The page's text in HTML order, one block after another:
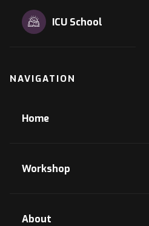
ICU School
NAVIGATION
Home
Workshop
About